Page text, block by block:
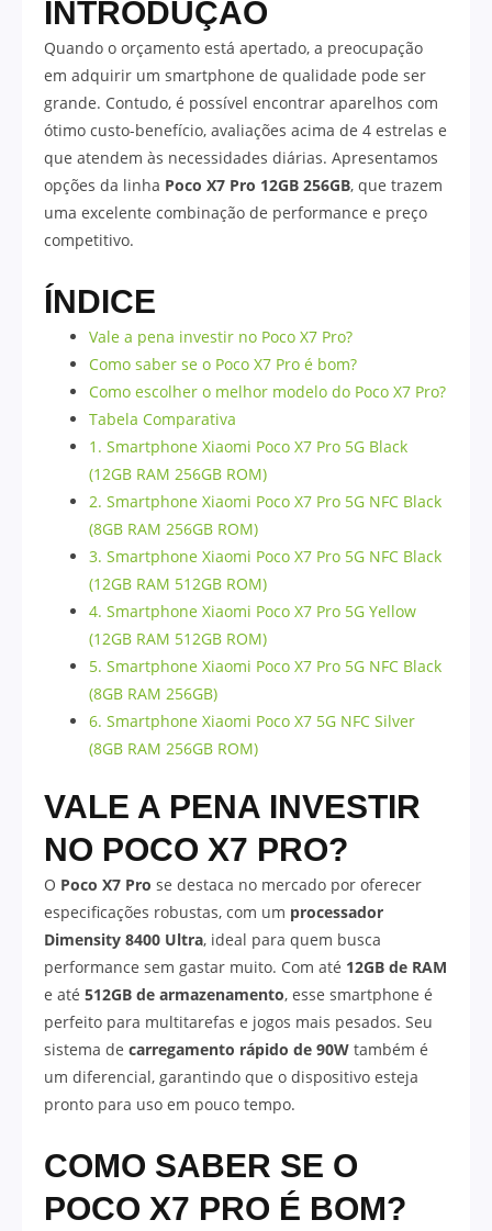
INTRODUÇÃO
Quando o orçamento está apertado, a preocupação
em adquirir um smartphone de qualidade pode ser
grande. Contudo, é possível encontrar aparelhos com
ótimo custo-benefício, avaliações acima de 4 estrelas e
que atendem às necessidades diárias. Apresentamos
opções da linha Poco X7 Pro 12GB 256GB, que trazem
uma excelente combinação de performance e preço
competitivo.
ÍNDICE
Vale a pena investir no Poco X7 Pro?
Como saber se o Poco X7 Pro é bom?
Como escolher o melhor modelo do Poco X7 Pro?
Tabela Comparativa
1. Smartphone Xiaomi Poco X7 Pro 5G Black
(12GB RAM 256GB ROM)
2. Smartphone Xiaomi Poco X7 Pro 5G NFC Black
(8GB RAM 256GB ROM)
3. Smartphone Xiaomi Poco X7 Pro 5G NFC Black
(12GB RAM 512GB ROM)
4. Smartphone Xiaomi Poco X7 Pro 5G Yellow
(12GB RAM 512GB ROM)
5. Smartphone Xiaomi Poco X7 Pro 5G NFC Black
(8GB RAM 256GB)
6. Smartphone Xiaomi Poco X7 5G NFC Silver
(8GB RAM 256GB ROM)
VALE A PENA INVESTIR
NO POCO X7 PRO?
O Poco X7 Pro se destaca no mercado por oferecer
especificações robustas, com um processador
Dimensity 8400 Ultra, ideal para quem busca
performance sem gastar muito. Com até 12GB de RAM
e até 512GB de armazenamento, esse smartphone é
perfeito para multitarefas e jogos mais pesados. Seu
sistema de carregamento rápido de 90W também é
um diferencial, garantindo que o dispositivo esteja
pronto para uso em pouco tempo.
COMO SABER SE O
POCO X7 PRO É BOM?